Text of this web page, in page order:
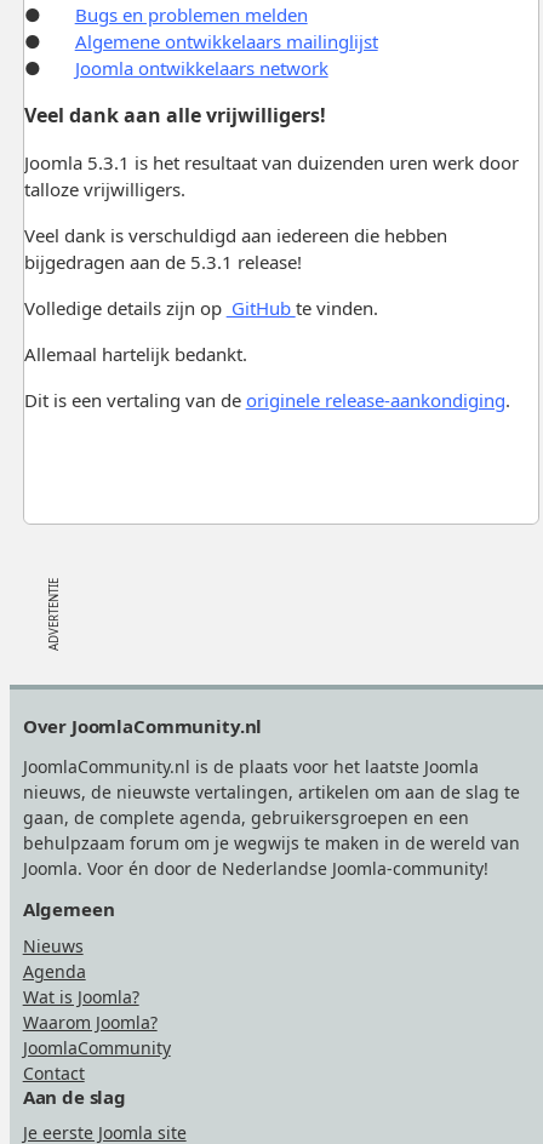
● Bugs en problemen melden
● Algemene ontwikkelaars mailinglijst
● Joomla ontwikkelaars network
Veel dank aan alle vrijwilligers!
Joomla 5.3.1 is het resultaat van duizenden uren werk door
talloze vrijwilligers.
Veel dank is verschuldigd aan iedereen die hebben
bijgedragen aan de 5.3.1 release!
Volledige details zijn op GitHub te vinden.
Allemaal hartelijk bedankt.
Dit is een vertaling van de originele release-aankondiging.
Over JoomlaCommunity.nl
JoomlaCommunity.nl is de plaats voor het laatste Joomla
nieuws, de nieuwste vertalingen, artikelen om aan de slag te
gaan, de complete agenda, gebruikersgroepen en een
behulpzaam forum om je wegwijs te maken in de wereld van
Joomla. Voor én door de Nederlandse Joomla-community!
Algemeen
Nieuws
Agenda
Wat is Joomla?
Waarom Joomla?
JoomlaCommunity
Contact
Aan de slag
Je eerste Joomla site